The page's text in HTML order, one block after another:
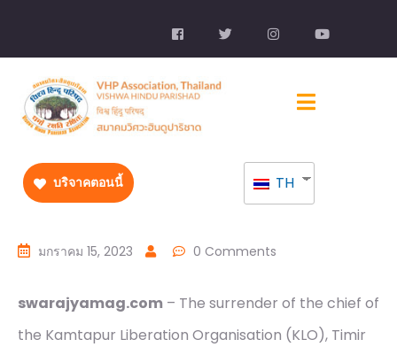
บริจาคตอนนี้ TH
มกราคม 15, 2023 0 Comments
swarajyamag.com – The surrender of the chief of
the Kamtapur Liberation Organisation (KLO), Timir